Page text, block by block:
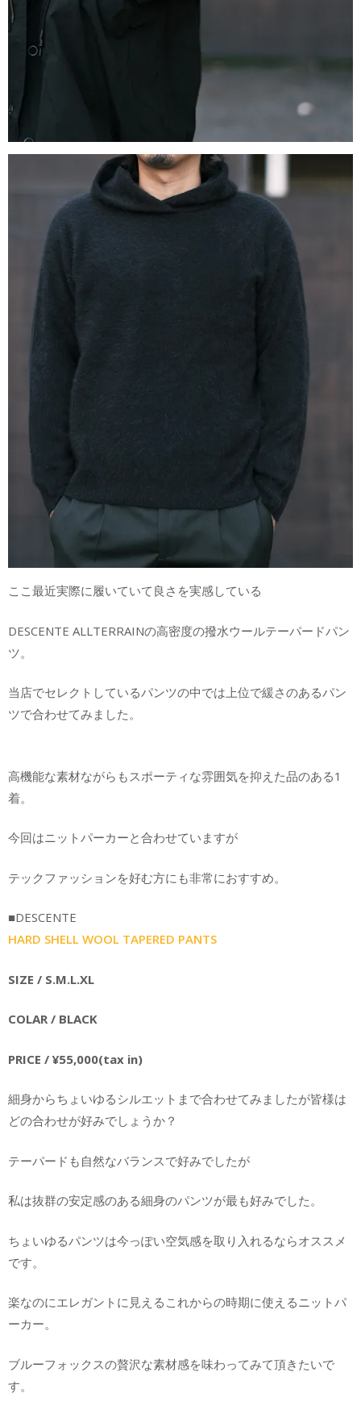
ここ最近実際に履いていて良さを実感している
DESCENTE ALLTERRAINの高密度の撥水ウールテーパードパン
ツ。
当店でセレクトしているパンツの中では上位で緩さのあるパン
ツで合わせてみました。
高機能な素材ながらもスポーティな雰囲気を抑えた品のある1
着。
今回はニットパーカーと合わせていますが
テックファッションを好む方にも非常におすすめ。
■DESCENTE
HARD SHELL WOOL TAPERED PANTS
SIZE / S.M.L.XL
COLAR / BLACK
PRICE / ¥55,000(tax in)
細身からちょいゆるシルエットまで合わせてみましたが皆様は
どの合わせが好みでしょうか？
テーパードも自然なバランスで好みでしたが
私は抜群の安定感のある細身のパンツが最も好みでした。
ちょいゆるパンツは今っぽい空気感を取り入れるならオススメ
です。
楽なのにエレガントに見えるこれからの時期に使えるニットパ
ーカー。
ブルーフォックスの贅沢な素材感を味わってみて頂きたいで
す。